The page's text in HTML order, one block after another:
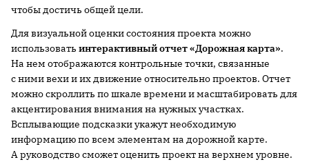
чтобы достичь общей цели.
Для визуальной оценки состояния проекта можно
использовать интерактивный отчет «Дорожная карта».
На нем отображаются контрольные точки, связанные
с ними вехи и их движение относительно проектов. Отчет
можно скроллить по шкале времени и масштабировать для
акцентирования внимания на нужных участках.
Всплывающие подсказки укажут необходимую
информацию по всем элементам на дорожной карте.
А руководство сможет оценить проект на верхнем уровне.